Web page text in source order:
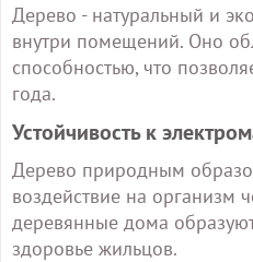
Дерево - натуральный и
внутри помещений. Оно
способностью, что
года.
Устойчивость к
Дерево природным
воздействие на организм
деревянные дома
здоровье жильцов.